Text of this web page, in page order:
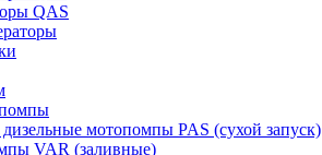
QAS
мотопомпы PAS (сухой запуск)
VAR (заливные)